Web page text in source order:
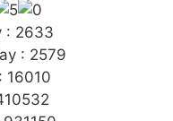
: 2633
: 2579
16010